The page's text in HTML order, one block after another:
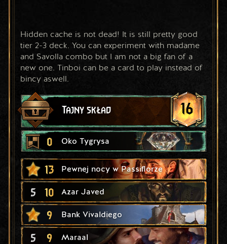
Tajny skład 16
0 Oko Tygrysa
13 Pewnej nocy w Passiflorze
5 10 Azar Javed
9 Bank Vivaldiego
5 9 Maraal
Hidden cache is not dead! It is still pretty good
tier 2-3 deck. You can experiment with madame
and Savolla combo but I am not a big fan of a
new one. Tinboi can be a card to play instead of